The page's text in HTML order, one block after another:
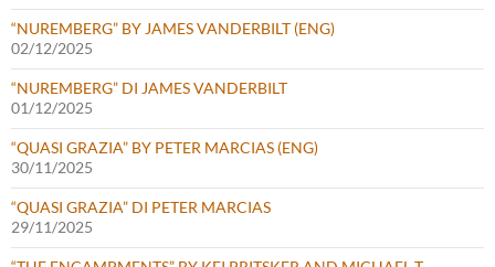
“NUREMBERG” BY JAMES VANDERBILT (ENG)
02/12/2025
“NUREMBERG” DI JAMES VANDERBILT
01/12/2025
“QUASI GRAZIA” BY PETER MARCIAS (ENG)
30/11/2025
“QUASI GRAZIA” DI PETER MARCIAS
29/11/2025